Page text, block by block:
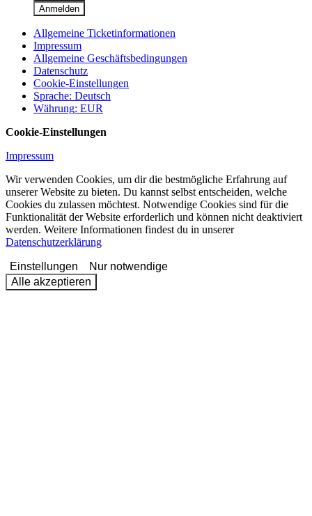
Anmelden
Allgemeine Ticketinformationen
Impressum
Allgemeine Geschäftsbedingungen
Datenschutz
Cookie-Einstellungen
Sprache: Deutsch
Währung: EUR
Cookie-Einstellungen
Impressum
Wir verwenden Cookies, um dir die bestmögliche Erfahrung auf
unserer Website zu bieten. Du kannst selbst entscheiden, welche
Cookies du zulassen möchtest. Notwendige Cookies sind für die
Funktionalität der Website erforderlich und können nicht deaktiviert
werden. Weitere Informationen findest du in unserer
Datenschutzerklärung
Einstellungen
Nur notwendige
Alle akzeptieren